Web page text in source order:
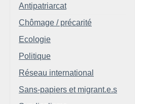
Antipatriarcat
Chômage / précarité
Ecologie
Politique
Réseau international
Sans-papiers et migrant.e.s